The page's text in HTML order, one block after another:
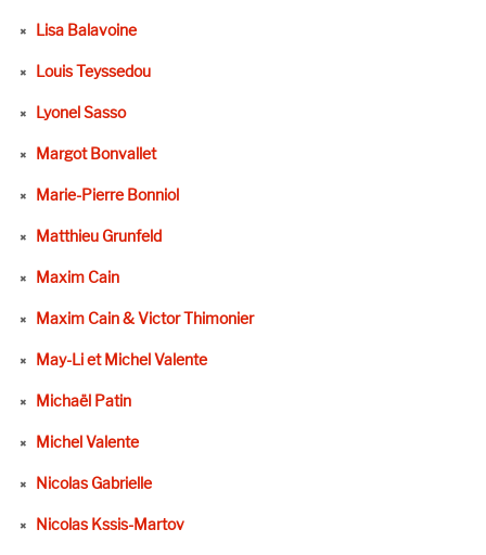
Lisa Balavoine
Louis Teyssedou
Lyonel Sasso
Margot Bonvallet
Marie-Pierre Bonniol
Matthieu Grunfeld
Maxim Cain
Maxim Cain & Victor Thimonier
May-Li et Michel Valente
Michaël Patin
Michel Valente
Nicolas Gabrielle
Nicolas Kssis-Martov